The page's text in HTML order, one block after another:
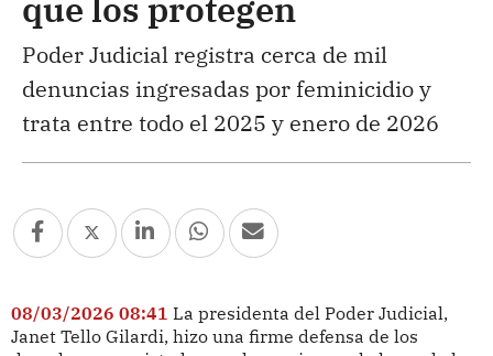
Poder Judicial registra cerca de mil
denuncias ingresadas por feminicidio y
trata entre todo el 2025 y enero de 2026
08/03/2026 08:41 La presidenta del Poder Judicial,
Janet Tello Gilardi, hizo una firme defensa de los